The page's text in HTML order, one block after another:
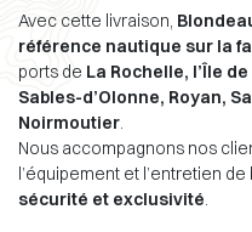
Avec cette livraison,
référence nautique sur la
ports de La Rochelle, l’Île
Sables-d’Olonne, Royan,
Noirmoutier.
Nous accompagnons nos
l’équipement et l’entretien
sécurité et exclusivité.